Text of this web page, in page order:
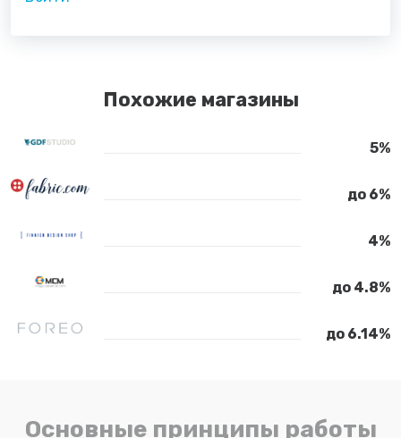
Похожие магазины
5%
до 6%
4%
до 4.8%
до 6.14%
Основные принципы работы